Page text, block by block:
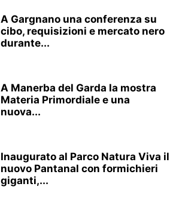
A Gargnano una conferenza su
cibo, requisizioni e mercato nero
durante...
A Manerba del Garda la mostra
Materia Primordiale e una
nuova...
Inaugurato al Parco Natura Viva il
nuovo Pantanal con formichieri
giganti,...